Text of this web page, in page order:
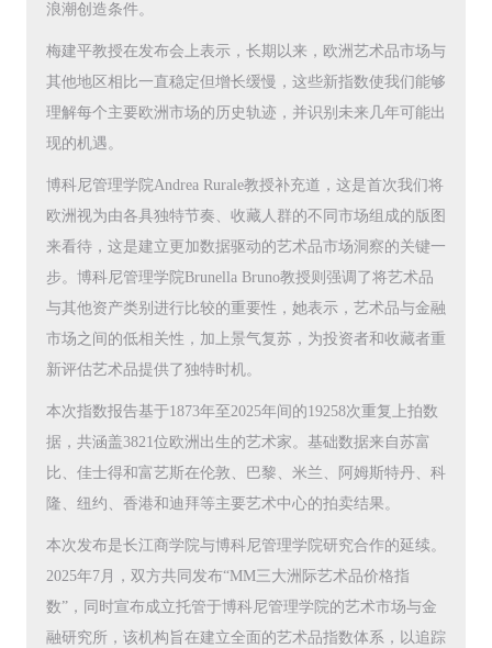
浪潮创造条件。
梅建平教授在发布会上表示，长期以来，欧洲艺术品市场与
其他地区相比一直稳定但增长缓慢，这些新指数使我们能够
理解每个主要欧洲市场的历史轨迹，并识别未来几年可能出
现的机遇。
博科尼管理学院Andrea Rurale教授补充道，这是首次我们将
欧洲视为由各具独特节奏、收藏人群的不同市场组成的版图
来看待，这是建立更加数据驱动的艺术品市场洞察的关键一
步。博科尼管理学院Brunella Bruno教授则强调了将艺术品
与其他资产类别进行比较的重要性，她表示，艺术品与金融
市场之间的低相关性，加上景气复苏，为投资者和收藏者重
新评估艺术品提供了独特时机。
本次指数报告基于1873年至2025年间的19258次重复上拍数
据，共涵盖3821位欧洲出生的艺术家。基础数据来自苏富
比、佳士得和富艺斯在伦敦、巴黎、米兰、阿姆斯特丹、科
隆、纽约、香港和迪拜等主要艺术中心的拍卖结果。
本次发布是长江商学院与博科尼管理学院研究合作的延续。
2025年7月，双方共同发布“MM三大洲际艺术品价格指
数”，同时宣布成立托管于博科尼管理学院的艺术市场与金
融研究所，该机构旨在建立全面的艺术品指数体系，以追踪